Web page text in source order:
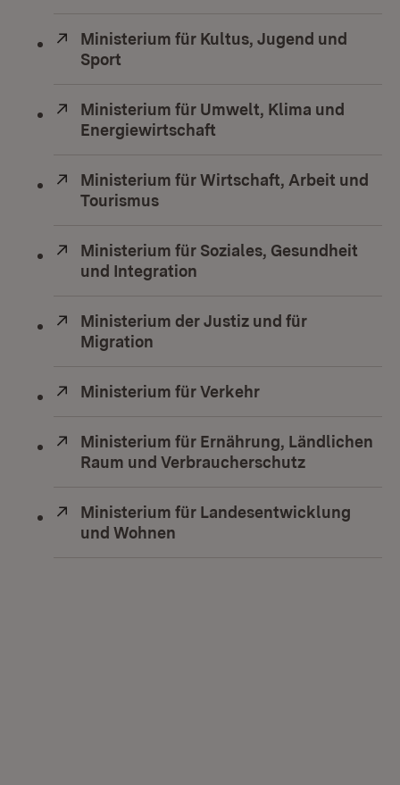
Extern:
Ministerium für Kultus, Jugend und
Sport
Extern:
Ministerium für Umwelt, Klima und
Energiewirtschaft
Extern:
Ministerium für Wirtschaft, Arbeit und
Tourismus
Extern:
Ministerium für Soziales, Gesundheit
und Integration
Extern:
Ministerium der Justiz und für
Migration
Extern:
Ministerium für Verkehr
Extern:
Ministerium für Ernährung, Ländlichen
Raum und Verbraucherschutz
Extern:
Ministerium für Landesentwicklung
und Wohnen